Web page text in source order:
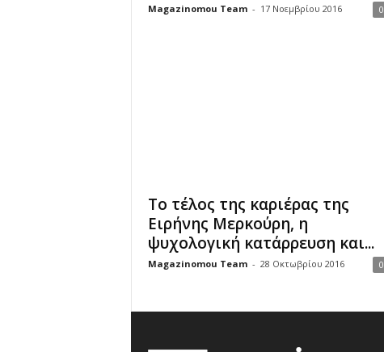
Magazinomou Team - 17 Νοεμβρίου 2016 0
Το τέλος της καριέρας της
Ειρήνης Μερκούρη, η
ψυχολογική κατάρρευση και...
Magazinomou Team - 28 Οκτωβρίου 2016 0